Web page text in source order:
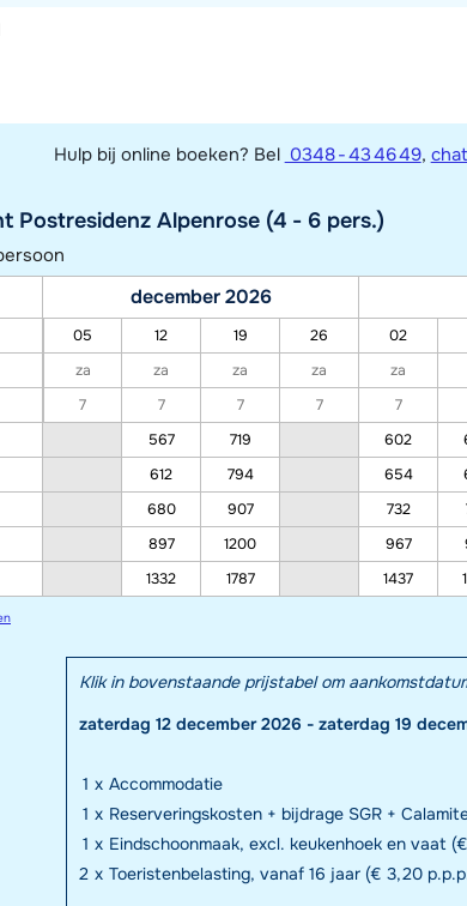
Hulp bij online boeken? Bel 0348 - 43 46 49,
Postresidenz Alpenrose (4 - 6 pers.)
december 2026
05 12 19 26 02
za
za za za za
7
7 7 7 7
567
719 602
612
794 654
680
907 732
897
1200 967
1332
1787 1437
Klik in bovenstaande prijstabel om
zaterdag 12 december 2026 - zaterdag 19
1 x Accommodatie
1 x Reserveringskosten + bijdrage SGR +
1 x Eindschoonmaak, excl. keukenhoek en vaat
2 x Toeristenbelasting, vanaf 16 jaar (€ 3,20